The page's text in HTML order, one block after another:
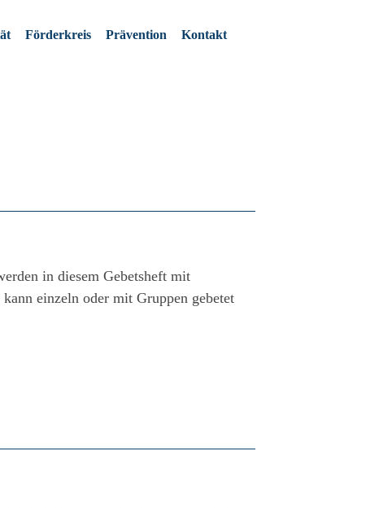
Förderkreis Prävention Kontakt
in diesem Gebetsheft mit
einzeln oder mit Gruppen gebetet